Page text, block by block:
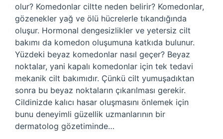
olur? Komedonlar ciltte neden belirir? Komedonlar,
gözenekler yağ ve ölü hücrelerle tıkandığında
oluşur. Hormonal dengesizlikler ve yetersiz cilt
bakımı da komedon oluşumuna katkıda bulunur.
Yüzdeki beyaz komedonlar nasıl geçer? Beyaz
noktalar, yani kapalı komedonlar için tek tedavi
mekanik cilt bakımıdır. Çünkü cilt yumuşadıktan
sonra bu beyaz noktaların çıkarılması gerekir.
Cildinizde kalıcı hasar oluşmasını önlemek için
bunu deneyimli güzellik uzmanlarının bir
dermatolog gözetiminde…